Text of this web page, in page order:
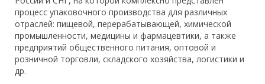
процесс упаковочного производства для различных
отраслей: пищевой, перерабатывающей, химической
промышленности, медицины и фармацевтики, а также
предприятий общественного питания, оптовой и
розничной торговли, складского хозяйства, логистики и
др.